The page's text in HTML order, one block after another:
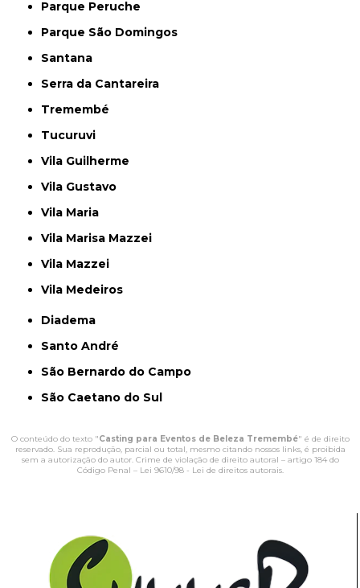
Parque Peruche
Parque São Domingos
Santana
Serra da Cantareira
Tremembé
Tucuruvi
Vila Guilherme
Vila Gustavo
Vila Maria
Vila Marisa Mazzei
Vila Mazzei
Vila Medeiros
Diadema
Santo André
São Bernardo do Campo
São Caetano do Sul
O conteúdo do texto "Casting para Eventos de Beleza Tremembé" é de direito
reservado. Sua reprodução, parcial ou total, mesmo citando nossos links, é proibida
sem a autorização do autor. Crime de violação de direito autoral – artigo 184 do
Código Penal – Lei 9610/98 - Lei de direitos autorais.